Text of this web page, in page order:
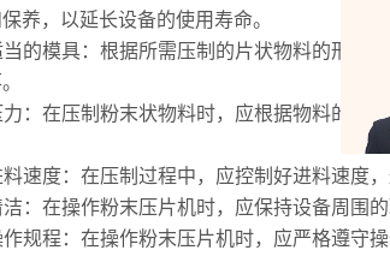
养，以延长设备的使用寿命。
模具：根据所需压制的片状物料的形状、
在压制粉末状物料时，应根据物料的性质
度：在压制过程中，应控制好进料速度，
在操作粉末压片机时，应保持设备周围的
程：在操作粉末压片机时，应严格遵守操